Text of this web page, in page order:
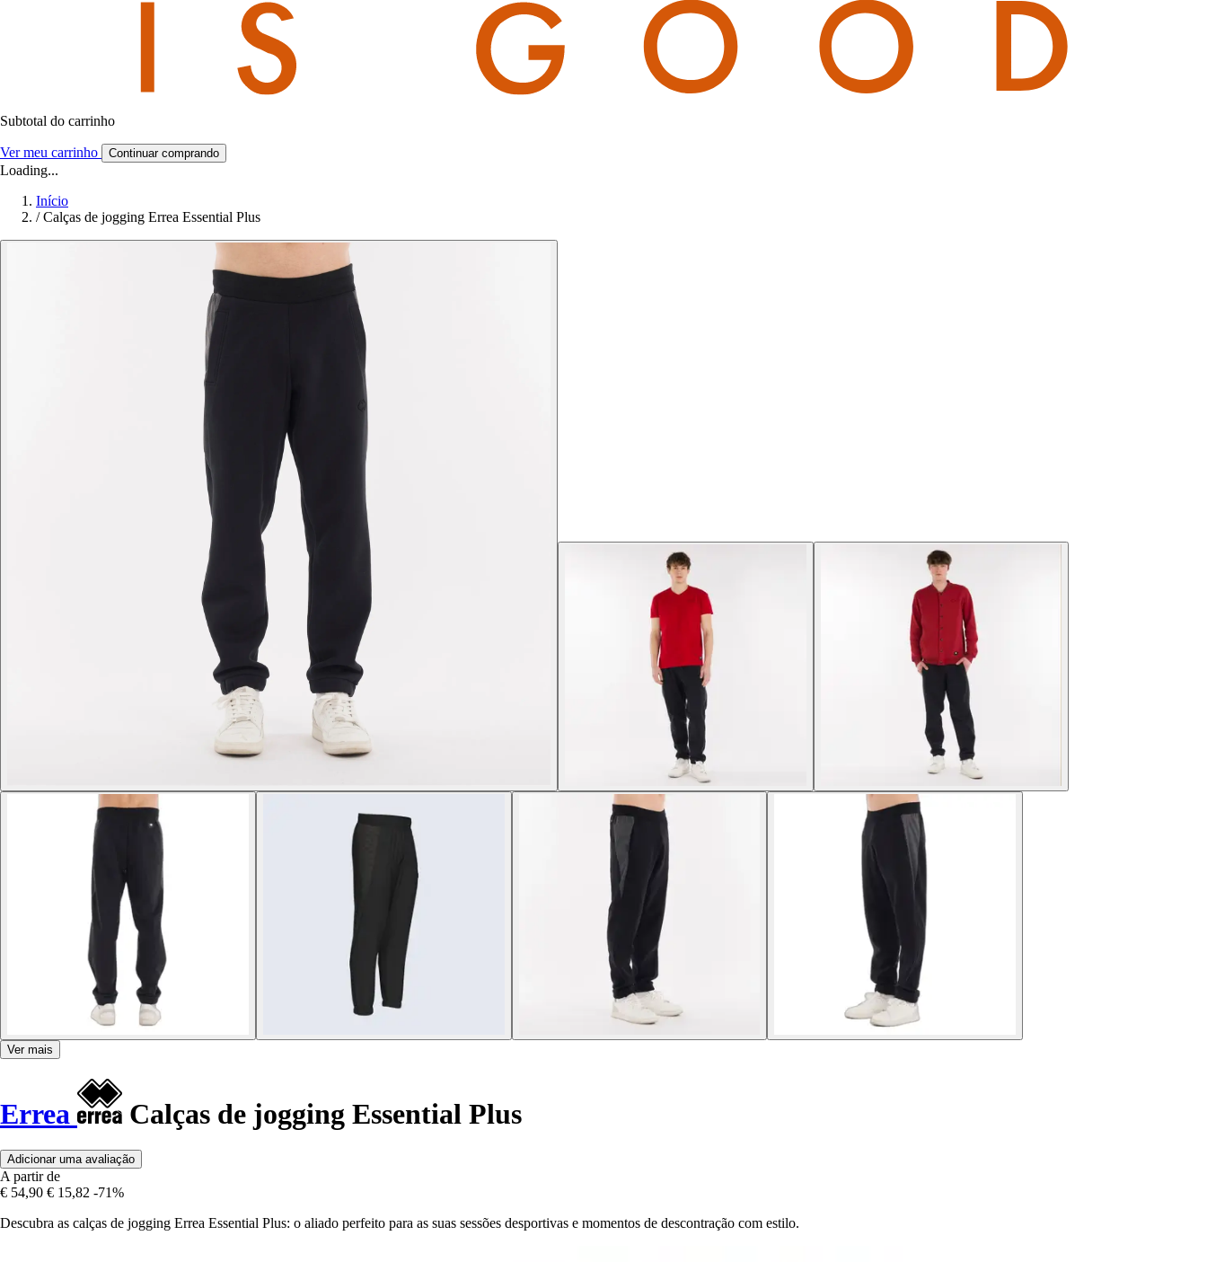
Subtotal do carrinho
Ver meu carrinho Continuar comprando
Loading...
Início
/ Calças de jogging Errea Essential Plus
Ver mais
Errea Calças de jogging Essential Plus
Adicionar uma avaliação
A partir de
€ 54,90 € 15,82 -71%
Descubra as calças de jogging Errea Essential Plus: o aliado perfeito para as suas sessões desportivas e momentos de descontração com estilo.